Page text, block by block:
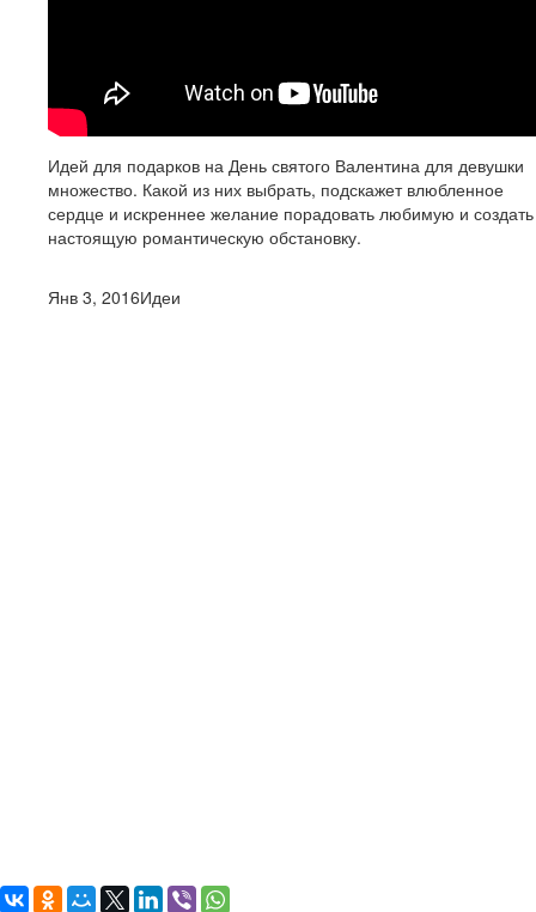
Идей для подарков на День святого Валентина для девушки
множество. Какой из них выбрать, подскажет влюбленное
сердце и искреннее желание порадовать любимую и создать
настоящую романтическую обстановку.
Янв 3, 2016Идеи